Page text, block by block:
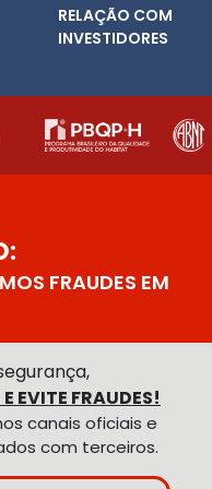
RELAÇÃO COM
INVESTIDORES
FRAUDES EM
EVITE FRAUDES!
canais oficiais e
com terceiros.